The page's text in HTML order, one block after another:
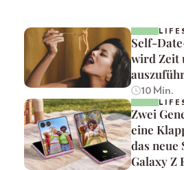
Self-
wird Zeit
10 Min.
Zwei
eine
das neue
Galaxy Z